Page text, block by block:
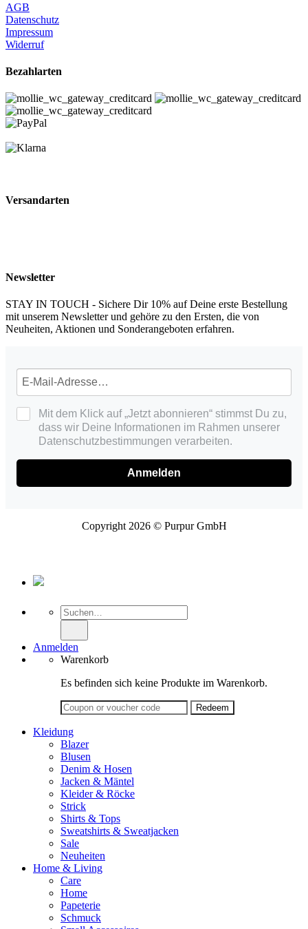
AGB
Datenschutz
Impressum
Widerruf
Bezahlarten
Versandarten
Newsletter
STAY IN TOUCH - Sichere Dir 10% auf Deine erste Bestellung
mit unserem Newsletter und gehöre zu den Ersten, die von
Neuheiten, Aktionen und Sonderangeboten erfahren.
Mit dem Klick auf „Jetzt abonnieren“ stimmst Du zu,
dass wir Deine Informationen im Rahmen unserer
Datenschutzbestimmungen verarbeiten.
Anmelden
Copyright 2026 © Purpur GmbH
Suche
nach:
Anmelden
Warenkorb
Es befinden sich keine Produkte im Warenkorb.
Kleidung
Blazer
Blusen
Denim & Hosen
Jacken & Mäntel
Kleider & Röcke
Strick
Shirts & Tops
Sweatshirts & Sweatjacken
Sale
Neuheiten
Home & Living
Care
Home
Papeterie
Schmuck